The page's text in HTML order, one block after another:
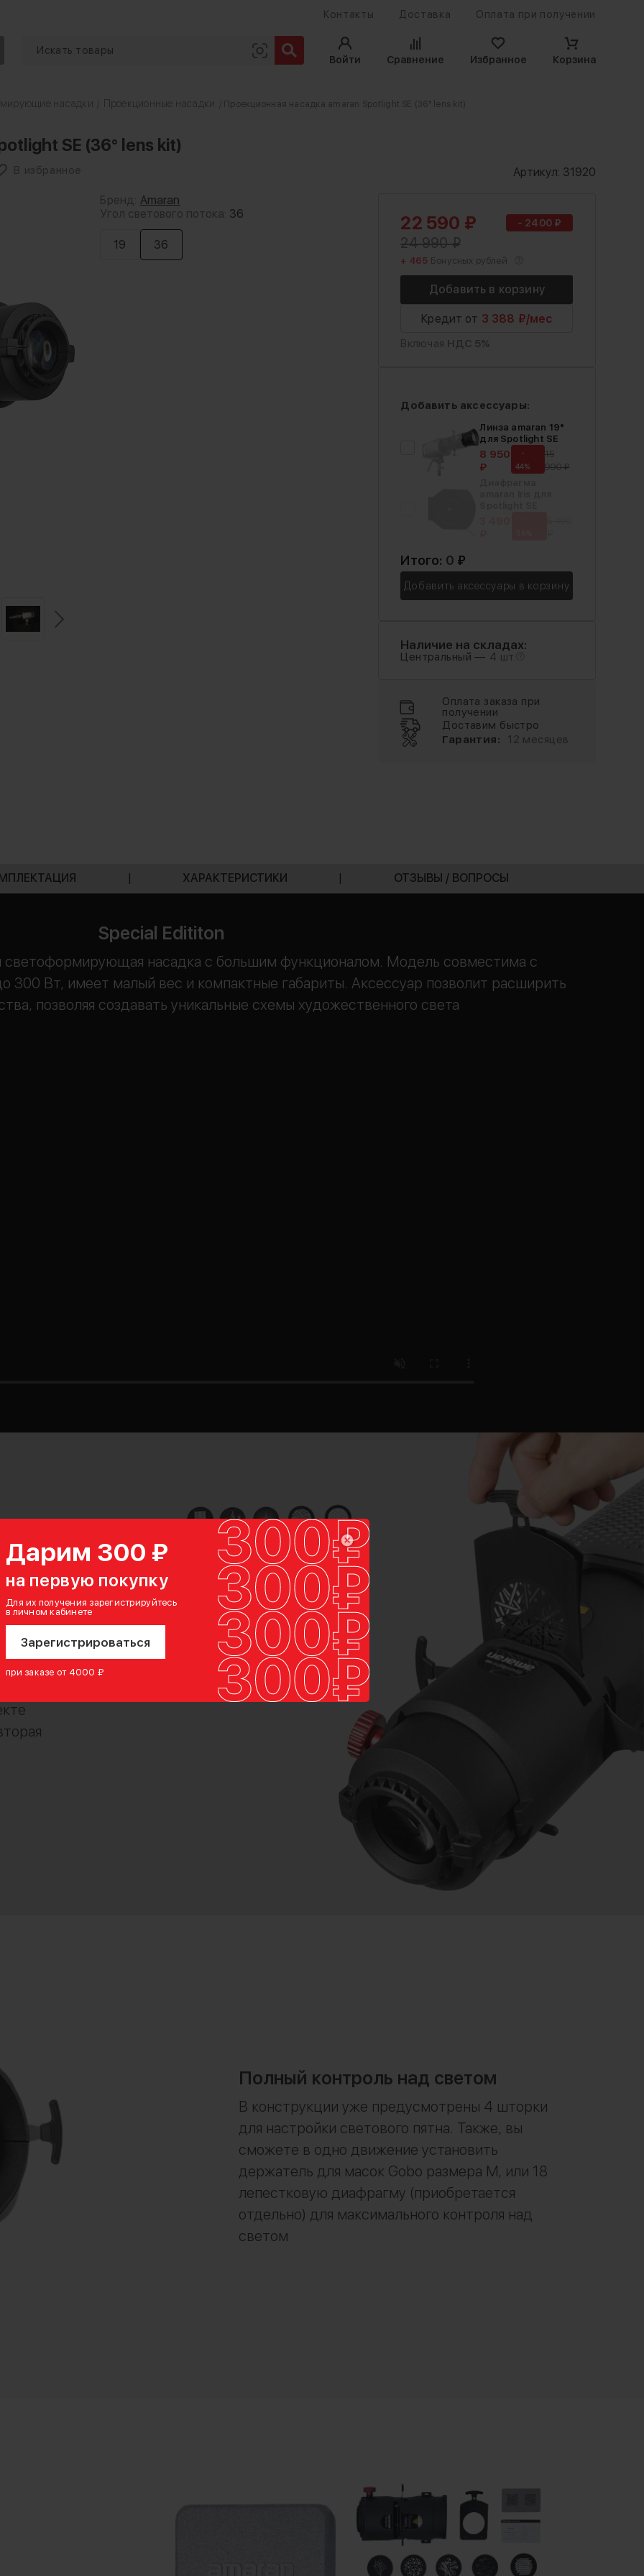
Дарим 300 ₽
на первую покупку
Для их получения зарегистрируйтесь
в личном кабинете
Зарегистрироваться
при заказе от 4000 ₽
Контакты Доставка Оплата при получении
Войти
Сравнение Избранное Корзина
насадки Проекционные насадки / Проекционная насадка amaran Spotlight SE (36° lens kit)
SE (36° lens kit)
В избранное Артикул: 31920
Бренд: Amaran
Угол светового потока: 36
19 36
22 590 ₽ - 2400 ₽
24 990₽
+ 465 Бонусных рублей
Кредит от 3 388 ₽/мес
Включая НДС 5%
Добавить аксессуары:
Линза amaran 19°
для Spotlight SE
8 950
₽
-
44%
15
990 ₽
Итого: 0 ₽
Добавить аксессуары в корзину
Наличие на складах:
Центральный — 4 шт.
Оплата заказа при
получении
Доставим быстро
Гарантия:
12 месяцев
| ХАРАКТЕРИСТИКИ | ОТЗЫВЫ / ВОПРОСЫ
Special Edititon
светоформирующая насадка с большим функционалом. Модель совместима с
300 Вт, имеет малый вес и компактные габариты. Аксессуар позволит расширить
позволяя создавать уникальные схемы художественного света
Полный контроль над светом
В конструкции уже предусмотрены 4 шторки
для настройки светового пятна. Также, вы
сможете в одно движение установить
держатель для масок Gobo размера M, или 18
лепестковую диафрагму (приобретается
отдельно) для максимального контроля над
светом